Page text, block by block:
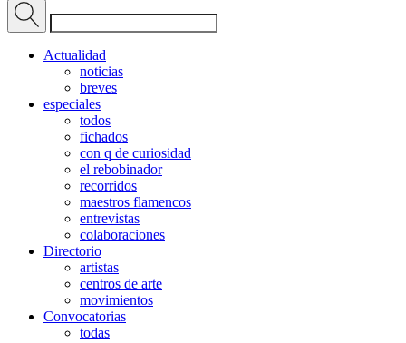
Actualidad
noticias
breves
especiales
todos
fichados
con q de curiosidad
el rebobinador
recorridos
maestros flamencos
entrevistas
colaboraciones
Directorio
artistas
centros de arte
movimientos
Convocatorias
todas